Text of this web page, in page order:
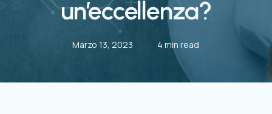
un’eccellenza?
Marzo 13, 2023 4 min read